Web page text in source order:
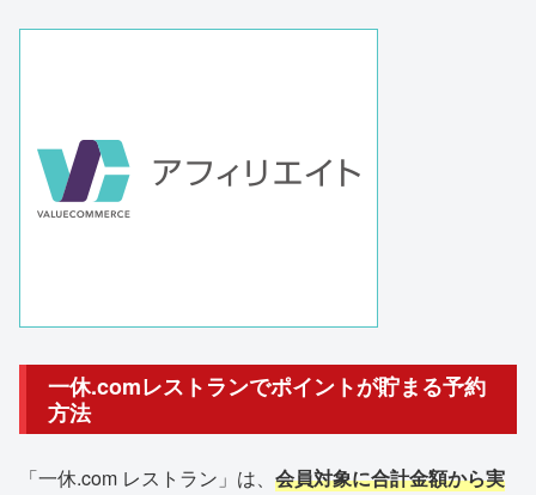
一休.comレストランでポイントが貯まる予約
方法
「一休.com レストラン」は、 会員対象に合計金額から実